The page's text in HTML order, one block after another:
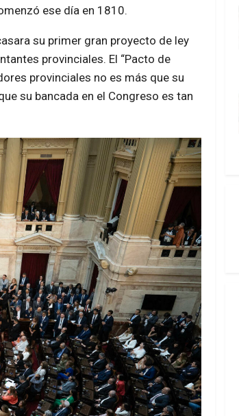
ese día en 1810.
su primer gran proyecto de ley
provinciales. El “Pacto de
provinciales no es más que su
su bancada en el Congreso es tan